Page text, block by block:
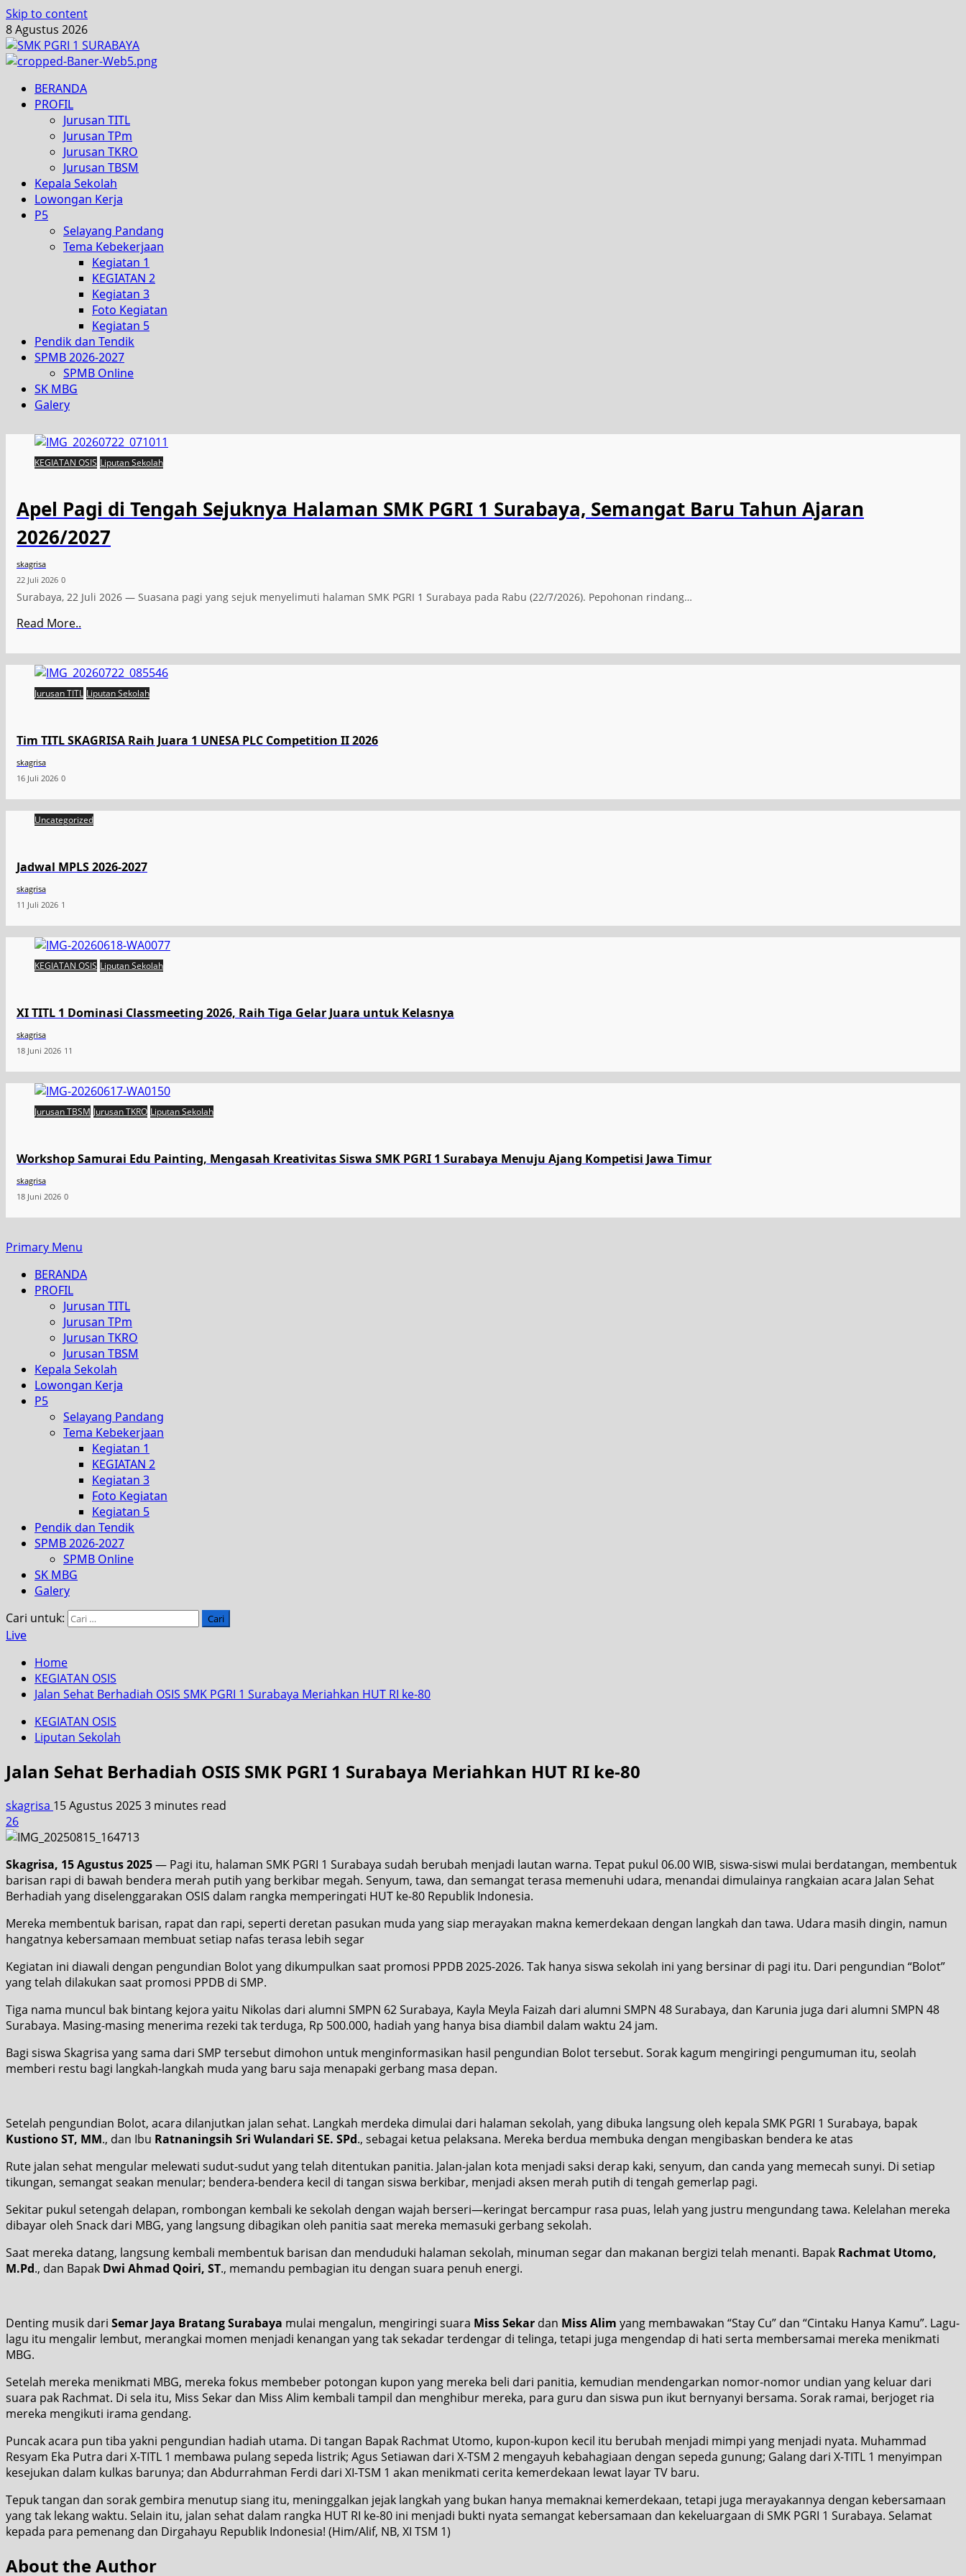
Skip to content
8 Agustus 2026
BERANDA
PROFIL
Jurusan TITL
Jurusan TPm
Jurusan TKRO
Jurusan TBSM
Kepala Sekolah
Lowongan Kerja
P5
Selayang Pandang
Tema Kebekerjaan
Kegiatan 1
KEGIATAN 2
Kegiatan 3
Foto Kegiatan
Kegiatan 5
Pendik dan Tendik
SPMB 2026-2027
SPMB Online
SK MBG
Galery
KEGIATAN OSIS Liputan Sekolah
Apel Pagi di Tengah Sejuknya Halaman SMK PGRI 1 Surabaya, Semangat Baru Tahun Ajaran
2026/2027
skagrisa
22 Juli 2026 0
Surabaya, 22 Juli 2026 — Suasana pagi yang sejuk menyelimuti halaman SMK PGRI 1 Surabaya pada Rabu (22/7/2026). Pepohonan rindang…
Read More..
Jurusan TITL Liputan Sekolah
Tim TITL SKAGRISA Raih Juara 1 UNESA PLC Competition II 2026
skagrisa
16 Juli 2026 0
Uncategorized
Jadwal MPLS 2026-2027
skagrisa
11 Juli 2026 1
KEGIATAN OSIS Liputan Sekolah
XI TITL 1 Dominasi Classmeeting 2026, Raih Tiga Gelar Juara untuk Kelasnya
skagrisa
18 Juni 2026 11
Jurusan TBSM Jurusan TKRO Liputan Sekolah
Workshop Samurai Edu Painting, Mengasah Kreativitas Siswa SMK PGRI 1 Surabaya Menuju Ajang Kompetisi Jawa Timur
skagrisa
18 Juni 2026 0
Primary Menu
BERANDA
PROFIL
Jurusan TITL
Jurusan TPm
Jurusan TKRO
Jurusan TBSM
Kepala Sekolah
Lowongan Kerja
P5
Selayang Pandang
Tema Kebekerjaan
Kegiatan 1
KEGIATAN 2
Kegiatan 3
Foto Kegiatan
Kegiatan 5
Pendik dan Tendik
SPMB 2026-2027
SPMB Online
SK MBG
Galery
Cari untuk:
Live
Home
KEGIATAN OSIS
Jalan Sehat Berhadiah OSIS SMK PGRI 1 Surabaya Meriahkan HUT RI ke-80
KEGIATAN OSIS
Liputan Sekolah
Jalan Sehat Berhadiah OSIS SMK PGRI 1 Surabaya Meriahkan HUT RI ke-80
skagrisa 15 Agustus 20253 minutes read
26
Skagrisa, 15 Agustus 2025— Pagi itu, halaman SMK PGRI 1 Surabaya sudah berubah menjadi lautan warna. Tepat pukul 06.00 WIB, siswa-siswi mulai berdatangan, membentuk
barisan rapi di bawah bendera merah putih yang berkibar megah. Senyum, tawa, dan semangat terasa memenuhi udara, menandai dimulainya rangkaian acara Jalan Sehat
Berhadiah yang diselenggarakan OSIS dalam rangka memperingati HUT ke-80 Republik Indonesia.
Mereka membentuk barisan, rapat dan rapi, seperti deretan pasukan muda yang siap merayakan makna kemerdekaan dengan langkah dan tawa. Udara masih dingin, namun
hangatnya kebersamaan membuat setiap nafas terasa lebih segar
Kegiatan ini diawali dengan pengundian Bolot yang dikumpulkan saat promosi PPDB 2025-2026. Tak hanya siswa sekolah ini yang bersinar di pagi itu. Dari pengundian “Bolot”
yang telah dilakukan saat promosi PPDB di SMP.
Tiga nama muncul bak bintang kejora yaitu Nikolas dari alumni SMPN 62 Surabaya, Kayla Meyla Faizah dari alumni SMPN 48 Surabaya, dan Karunia juga dari alumni SMPN 48
Surabaya. Masing-masing menerima rezeki tak terduga, Rp 500.000, hadiah yang hanya bisa diambil dalam waktu 24 jam.
Bagi siswa Skagrisa yang sama dari SMP tersebut dimohon untuk menginformasikan hasil pengundian Bolot tersebut. Sorak kagum mengiringi pengumuman itu, seolah
memberi restu bagi langkah-langkah muda yang baru saja menapaki gerbang masa depan.
Setelah pengundian Bolot, acara dilanjutkan jalan sehat. Langkah merdeka dimulai dari halaman sekolah, yang dibuka langsung oleh kepala SMK PGRI 1 Surabaya, bapak
Kustiono ST, MM., dan Ibu Ratnaningsih Sri Wulandari SE. SPd., sebagai ketua pelaksana. Mereka berdua membuka dengan mengibaskan bendera ke atas
Rute jalan sehat mengular melewati sudut-sudut yang telah ditentukan panitia. Jalan-jalan kota menjadi saksi derap kaki, senyum, dan canda yang memecah sunyi. Di setiap
tikungan, semangat seakan menular; bendera-bendera kecil di tangan siswa berkibar, menjadi aksen merah putih di tengah gemerlap pagi.
Sekitar pukul setengah delapan, rombongan kembali ke sekolah dengan wajah berseri—keringat bercampur rasa puas, lelah yang justru mengundang tawa. Kelelahan mereka
dibayar oleh Snack dari MBG, yang langsung dibagikan oleh panitia saat mereka memasuki gerbang sekolah.
Saat mereka datang, langsung kembali membentuk barisan dan menduduki halaman sekolah, minuman segar dan makanan bergizi telah menanti. Bapak Rachmat Utomo,
M.Pd., dan Bapak Dwi Ahmad Qoiri, ST., memandu pembagian itu dengan suara penuh energi.
Denting musik dari Semar Jaya BratangSurabaya mulai mengalun, mengiringi suara Miss Sekar dan Miss Alim yang membawakan “Stay Cu” dan “Cintaku Hanya Kamu”. Lagu-
lagu itu mengalir lembut, merangkai momen menjadi kenangan yang tak sekadar terdengar di telinga, tetapi juga mengendap di hati serta membersamai mereka menikmati
MBG.
Setelah mereka menikmati MBG, mereka fokus membeber potongan kupon yang mereka beli dari panitia, kemudian mendengarkan nomor-nomor undian yang keluar dari
suara pak Rachmat. Di sela itu, Miss Sekar dan Miss Alim kembali tampil dan menghibur mereka, para guru dan siswa pun ikut bernyanyi bersama. Sorak ramai, berjoget ria
mereka mengikuti irama gendang.
Puncak acara pun tiba yakni pengundian hadiah utama. Di tangan Bapak Rachmat Utomo, kupon-kupon kecil itu berubah menjadi mimpi yang menjadi nyata. Muhammad
Resyam Eka Putra dari X-TITL 1 membawa pulang sepeda listrik; Agus Setiawan dari X-TSM 2 mengayuh kebahagiaan dengan sepeda gunung; Galang dari X-TITL 1 menyimpan
kesejukan dalam kulkas barunya; dan Abdurrahman Ferdi dari XI-TSM 1 akan menikmati cerita kemerdekaan lewat layar TV baru.
Tepuk tangan dan sorak gembira menutup siang itu, meninggalkan jejak langkah yang bukan hanya memaknai kemerdekaan, tetapi juga merayakannya dengan kebersamaan
yang tak lekang waktu. Selain itu, jalan sehat dalam rangka HUT RI ke-80 ini menjadi bukti nyata semangat kebersamaan dan kekeluargaan di SMK PGRI 1 Surabaya. Selamat
kepada para pemenang dan Dirgahayu Republik Indonesia! (Him/Alif, NB, XI TSM 1)
About the Author